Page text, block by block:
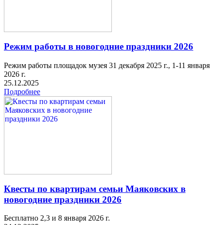
Режим работы в новогодние праздники 2026
Режим работы площадок музея 31 декабря 2025 г., 1-11 января
2026 г.
25.12.2025
Подробнее
Квесты по квартирам семьи Маяковских в
новогодние праздники 2026
Бесплатно 2,3 и 8 января 2026 г.